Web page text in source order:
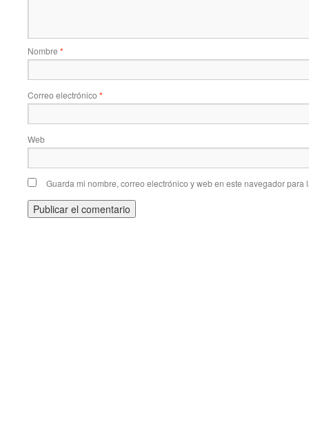
Nombre *
Correo electrónico *
Web
Guarda mi nombre, correo electrónico y web en este navegador para